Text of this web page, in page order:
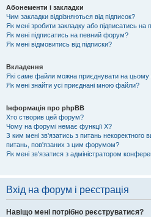
Абонементи і закладки
Чим закладки відрізняються від підписок?
Як мені зробити закладку або підписатись на
Як мені підписатись на певний форум?
Як мені відмовитись від підписки?
Вкладення
Які саме файли можна приєднувати на цьому
Як мені знайти усі приєднані мною файли?
Інформація про phpBB
Хто створив цей форум?
Чому на форумі немає функції X?
З ким мені зв'язатись з питань некоректного
питань, пов'язаних з цим форумом?
Як мені зв'язатися з адміністратором
Вхід на форум і реєстрація
Навіщо мені потрібно реєструватися?